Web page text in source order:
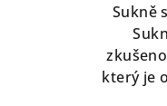
Sukně
který je